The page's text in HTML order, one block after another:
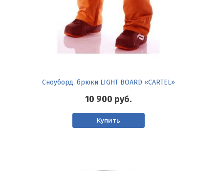
Сноуборд. брюки LIGHT BOARD «CARTEL»
10 900 руб.
Купить